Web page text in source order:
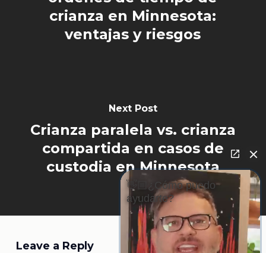
crianza en Minnesota:
ventajas y riesgos
Next Post
Crianza paralela vs. crianza
compartida en casos de
custodia en Minnesota
Leave a Reply
👋🏼¿Cómo puedo
ayudarte?